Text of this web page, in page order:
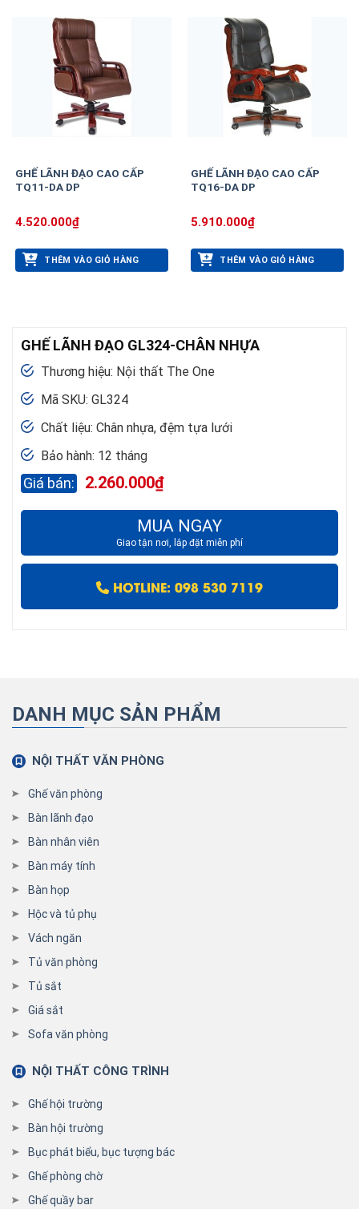
GHẾ LÃNH ĐẠO CAO CẤP
TQ11-DA DP
4.520.000₫
THÊM VÀO GIỎ HÀNG
GHẾ LÃNH ĐẠO CAO CẤP
TQ16-DA DP
5.910.000₫
THÊM VÀO GIỎ HÀNG
GHẾ LÃNH ĐẠO GL324-CHÂN NHỰA
Thương hiệu: Nội thất The One
Mã SKU: GL324
Chất liệu: Chân nhựa, đệm tựa lưới
Bảo hành: 12 tháng
2.260.000₫
MUA NGAY
Giao tận nơi, lắp đặt miễn phí
HOTLINE: 098 530 7119
DANH MỤC SẢN PHẨM
NỘI THẤT VĂN PHÒNG
Ghế văn phòng
Bàn lãnh đạo
Bàn nhân viên
Bàn máy tính
Bàn họp
Hộc và tủ phụ
Vách ngăn
Tủ văn phòng
Tủ sắt
Giá sắt
Sofa văn phòng
NỘI THẤT CÔNG TRÌNH
Ghế hội trường
Bàn hội trường
Bục phát biểu, bục tượng bác
Ghế phòng chờ
Ghế quầy bar